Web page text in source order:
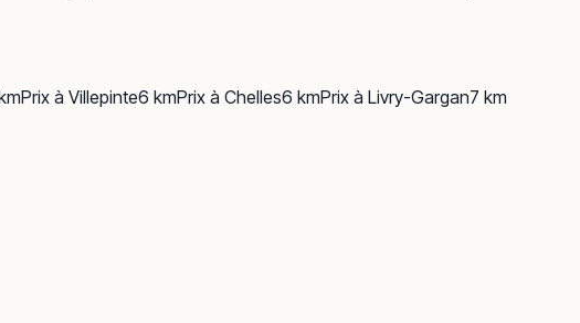
Prix à Villepinte6 kmPrix à Chelles6 kmPrix à Livry-Gargan7 km